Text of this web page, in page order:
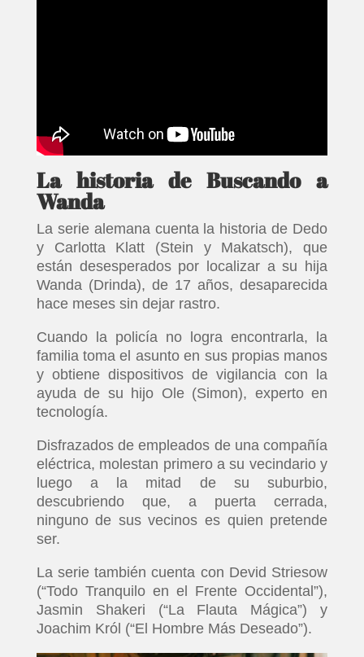
La historia de Buscando a
Wanda
La serie alemana cuenta la historia de Dedo
y Carlotta Klatt (Stein y Makatsch), que
están desesperados por localizar a su hija
Wanda (Drinda), de 17 años, desaparecida
hace meses sin dejar rastro.
Cuando la policía no logra encontrarla, la
familia toma el asunto en sus propias manos
y obtiene dispositivos de vigilancia con la
ayuda de su hijo Ole (Simon), experto en
tecnología.
Disfrazados de empleados de una compañía
eléctrica, molestan primero a su vecindario y
luego a la mitad de su suburbio,
descubriendo que, a puerta cerrada,
ninguno de sus vecinos es quien pretende
ser.
La serie también cuenta con Devid Striesow
(“Todo Tranquilo en el Frente Occidental”),
Jasmin Shakeri (“La Flauta Mágica”) y
Joachim Król (“El Hombre Más Deseado”).